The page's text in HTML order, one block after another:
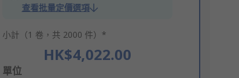
查看批量定價選項
小計（1 卷，共 2000 件）*
HK$4,022.00
Add
單位